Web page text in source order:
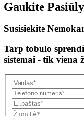
Gaukite
Susisiekite
Tarp tobulo
sistemai - tik viena